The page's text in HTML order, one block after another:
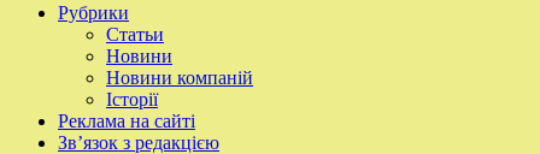
Рубрики
Статьи
Новини
Новини компаній
Історії
Реклама на сайті
Зв’язок з редакцією